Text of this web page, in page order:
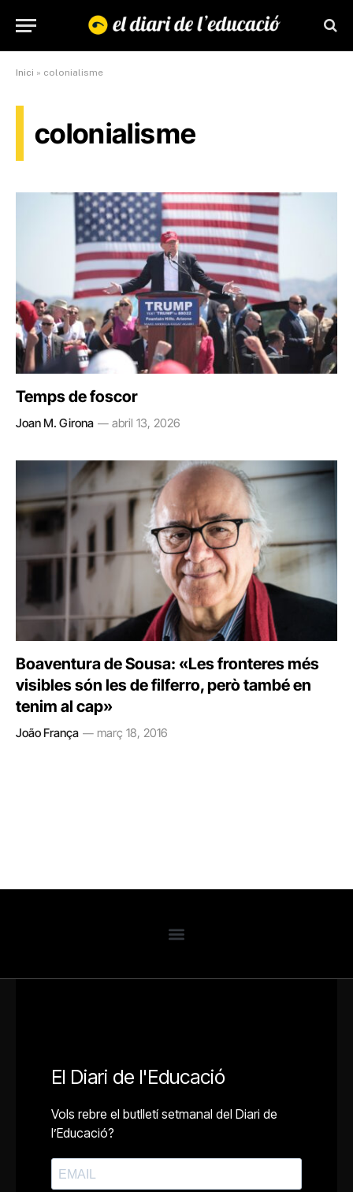
Inici » colonialisme
colonialisme
Temps de foscor
Joan M. Girona abril 13, 2026
Boaventura de Sousa: «Les fronteres més
visibles són les de filferro, però també en
tenim al cap»
João França març 18, 2016